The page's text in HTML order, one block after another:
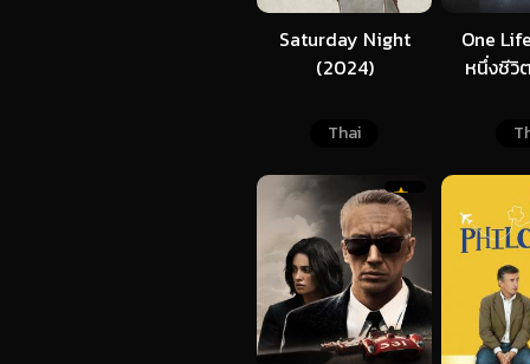
Saturday Night
(2024)
Thai
One
หนึ่งชีวิ